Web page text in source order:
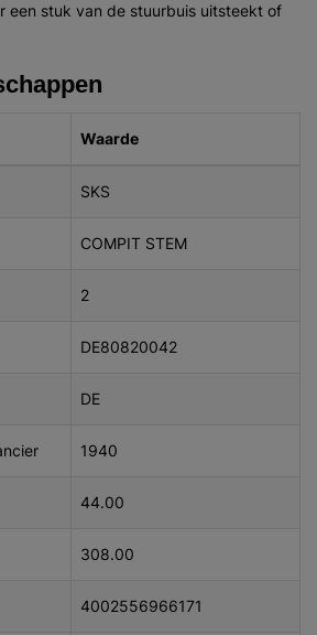
een stuk van de stuurbuis uitsteekt of
Waarde
SKS
COMPIT STEM
2
DE80820042
DE
1940
44.00
308.00
4002556966171